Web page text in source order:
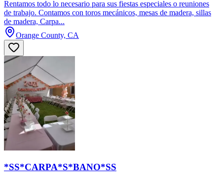
Rentamos todo lo necesario para sus fiestas especiales o reuniones
de trabajo. Contamos con toros mecánicos, mesas de madera, sillas
de madera, Carpa...
Orange County, CA
*SS*CARPA*S*BANO*SS